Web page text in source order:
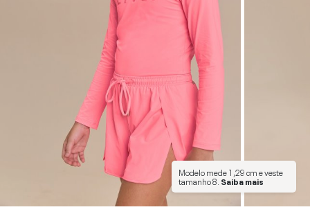
Modelo mede1,29 cme veste
tamanho8 Saiba mais